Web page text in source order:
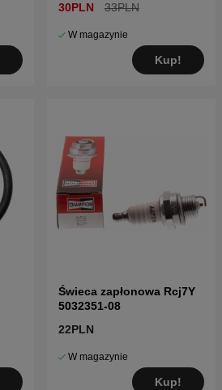
30PLN
33PLN
W magazynie
Kup!
Świeca zapłonowa Rcj7Y
5032351-08
22PLN
W magazynie
Kup!